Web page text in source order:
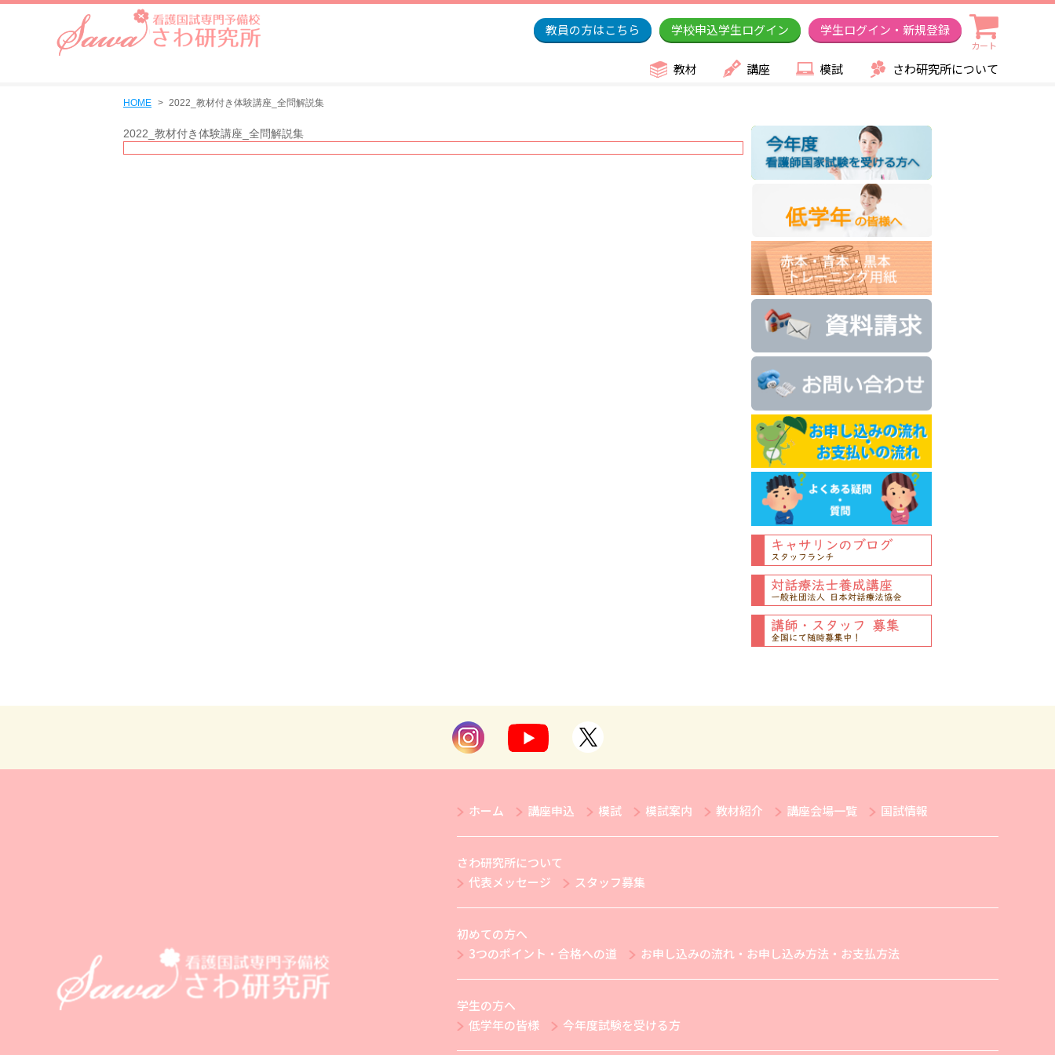
教員の方はこちら 学校申込学生ログイン 学生ログイン・新規登録
カート
教材 講座 模試 さわ研究所について
HOME 2022_教材付き体験講座_全問解説集
2022_教材付き体験講座_全問解説集
ホーム 講座申込 模試 模試案内 教材紹介 講座会場一覧 国試情報
さわ研究所について
代表メッセージ
スタッフ募集
初めての方へ
3つのポイント・合格への道
お申し込みの流れ・お申し込み方法・お支払方法
学生の方へ
低学年の皆様
今年度試験を受ける方